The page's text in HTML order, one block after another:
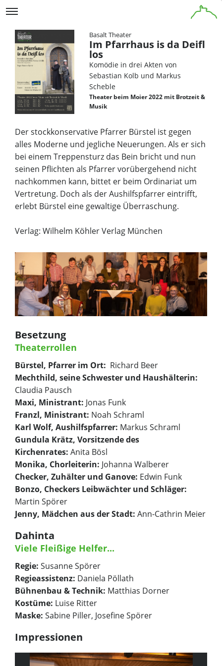
Basalt Theater
Im Pfarrhaus is da Deifl
los
Komödie in drei Akten von
Sebastian Kolb und Markus
Scheble
Theater beim Moier 2022 mit Brotzeit &
Musik
Der stockkonservative Pfarrer Bürstel ist gegen
alles Moderne und jegliche Neuerungen. Als er sich
bei einem Treppensturz das Bein bricht und nun
seinen Pflichten als Pfarrer vorübergehend nicht
nachkommen kann, bittet er beim Ordinariat um
Vertretung. Doch als der Aushilfspfarrer eintrifft,
erlebt Bürstel eine gewaltige Überraschung.
Verlag: Wilhelm Köhler Verlag München
Besetzung
Theaterrollen
Bürstel, Pfarrer im Ort: Richard Beer
Mechthild, seine Schwester und Haushälterin:
Claudia Pausch
Maxi, Ministrant: Jonas Funk
Franzl, Ministrant: Noah Schraml
Karl Wolf, Aushilfspfarrer: Markus Schraml
Gundula Krätz, Vorsitzende des
Kirchenrates: Anita Bösl
Monika, Chorleiterin: Johanna Walberer
Checker, Zuhälter und Ganove: Edwin Funk
Bonzo, Checkers Leibwächter und Schläger:
Martin Spörer
Jenny, Mädchen aus der Stadt: Ann-Cathrin Meier
Dahinta
Viele Fleißige Helfer...
Regie: Susanne Spörer
Regieassistenz: Daniela Pöllath
Bühnenbau & Technik: Matthias Dorner
Kostüme: Luise Ritter
Maske: Sabine Piller, Josefine Spörer
Impressionen